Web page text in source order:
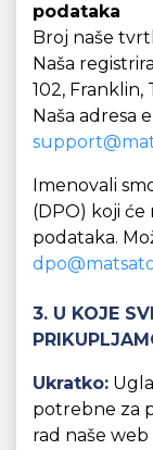
podataka
Broj naše
Naša
102, Franklin,
Naša adresa
Imenovali
(DPO) koji
podataka.
3. U KOJE
Ukratko:
potrebne za
rad naše